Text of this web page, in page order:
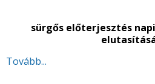
sürgős előterjesztés
Tovább...